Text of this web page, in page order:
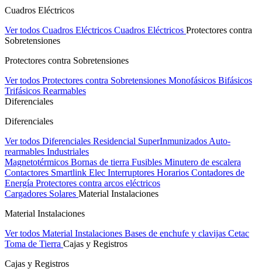
Cuadros Eléctricos
Ver todos Cuadros Eléctricos Cuadros Eléctricos Protectores contra
Sobretensiones
Protectores contra Sobretensiones
Ver todos Protectores contra Sobretensiones Monofásicos Bifásicos
Trifásicos Rearmables
Diferenciales
Diferenciales
Ver todos Diferenciales Residencial SuperInmunizados Auto-
rearmables Industriales
Magnetotérmicos Bornas de tierra Fusibles Minutero de escalera
Contactores Smartlink Elec Interruptores Horarios Contadores de
Energía Protectores contra arcos eléctricos
Cargadores Solares Material Instalaciones
Material Instalaciones
Ver todos Material Instalaciones Bases de enchufe y clavijas Cetac
Toma de Tierra Cajas y Registros
Cajas y Registros